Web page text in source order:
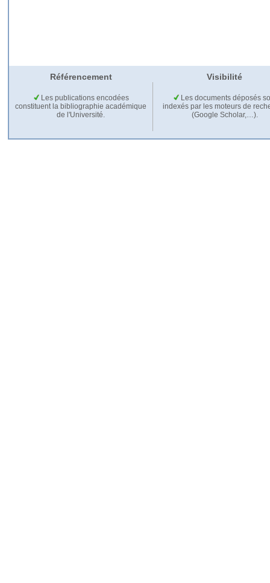
Référencement Visibilité
Les publications encodées
constituent la bibliographie académique
de l'Université.
Les documents déposés
indexés par les moteurs de
(Google Scholar,…).